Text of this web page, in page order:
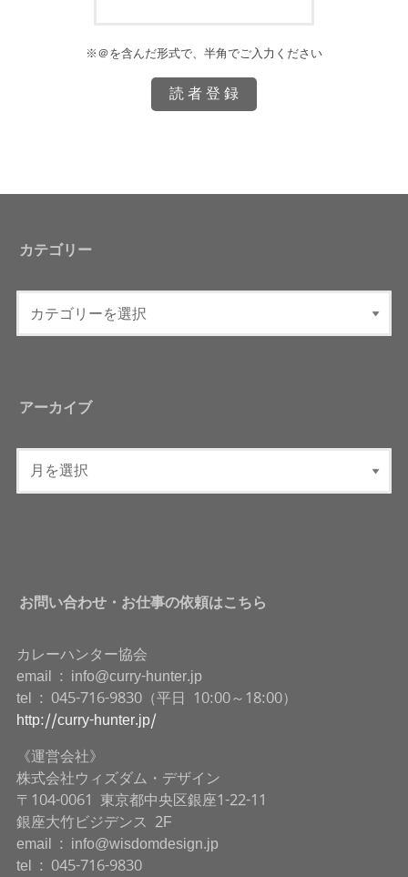
※＠を含んだ形式で、半角でご入力ください
カテゴリー
アーカイブ
お問い合わせ・お仕事の依頼はこちら
カレーハンター協会
email : info@curry-hunter.jp
tel : 045-716-9830（平日 10:00～18:00）
http://curry-hunter.jp/
《運営会社》
株式会社ウィズダム・デザイン
〒104-0061 東京都中央区銀座1-22-11
銀座大竹ビジデンス 2F
email : info@wisdomdesign.jp
tel : 045-716-9830